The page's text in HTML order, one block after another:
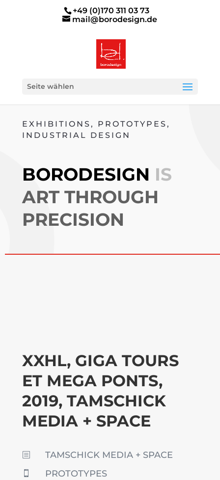
+49 (0)170 311 03 73
mail@borodesign.de
Seite wählen
EXHIBITIONS, PROTOTYPES,
INDUSTRIAL DESIGN
BORODESIGN IS
ART THROUGH
PRECISION
XXHL, GIGA TOURS
ET MEGA PONTS,
2019, TAMSCHICK
MEDIA + SPACE
b TAMSCHICK MEDIA + SPACE
 PROTOTYPES